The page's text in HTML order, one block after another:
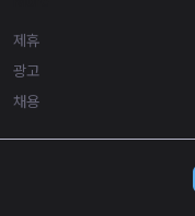
제휴
광고
채용